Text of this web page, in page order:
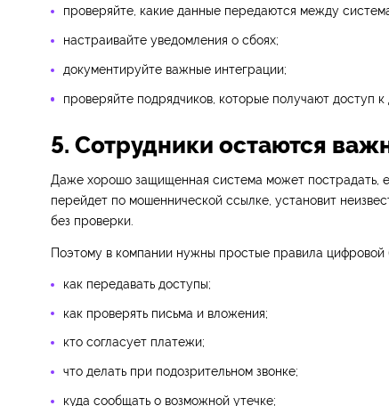
проверяйте, какие данные передаются между
настраивайте уведомления о сбоях;
документируйте важные интеграции;
проверяйте подрядчиков, которые получают доступ к
5. Сотрудники остаются
Даже хорошо защищенная система может пострадать,
перейдет по мошеннической ссылке, установит
без проверки.
Поэтому в компании нужны простые правила цифровой
как передавать доступы;
как проверять письма и вложения;
кто согласует платежи;
что делать при подозрительном звонке;
куда сообщать о возможной утечке;